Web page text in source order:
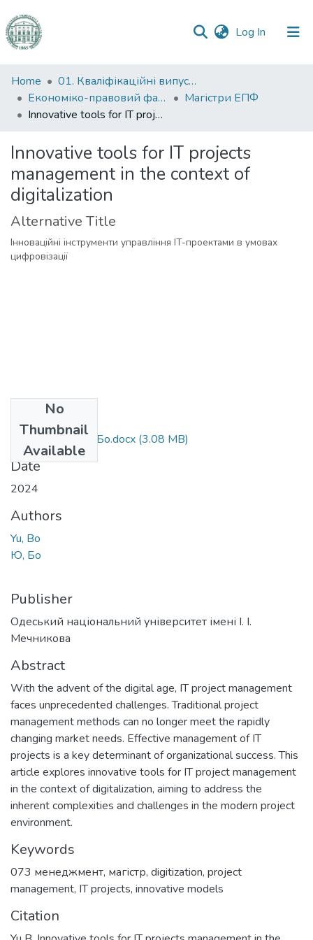
Log In (current)
Communities
&
Collections
Statistics
Home
01. Кваліфікаційні випускні роботи здобувачів вищої освіти
Економіко-правовий факультет
Магістри ЕПФ
Innovative tools for IT projects management in the context of digitalization
Innovative tools for IT projects
management in the context of
digitalization
Alternative Title
Інноваційні інструменти управління IT-проектами в умовах
цифровізації
No
Thumbnail
Available
073_Yu Bo - Юй Бо.docx (3.08 MB)
Date
2024
Authors
Yu, Bo
Ю, Бо
Publisher
Одеський національний університет імені І. І.
Мечникова
Abstract
With the advent of the digital age, IT project management
faces unprecedented challenges. Traditional project
management methods can no longer meet the rapidly
changing market needs. Effective management of IT
projects is a key determinant of organizational success. This
article explores innovative tools for IT project management
in the context of digitalization, aiming to address the
inherent complexities and challenges in the modern project
environment.
Keywords
073 менеджмент, магістр, digitization, project
management, IT projects, innovative models
Citation